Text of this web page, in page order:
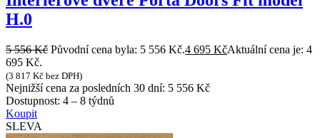
H.0
5 556Kč Původní cena byla: 5 556 Kč.4 695 KčAktuální cena je: 4
695 Kč.
(3 817 Kč bez DPH)
Nejnižší cena za posledních 30 dní: 5 556 Kč
Dostupnost: 4 – 8 týdnů
Koupit
SLEVA